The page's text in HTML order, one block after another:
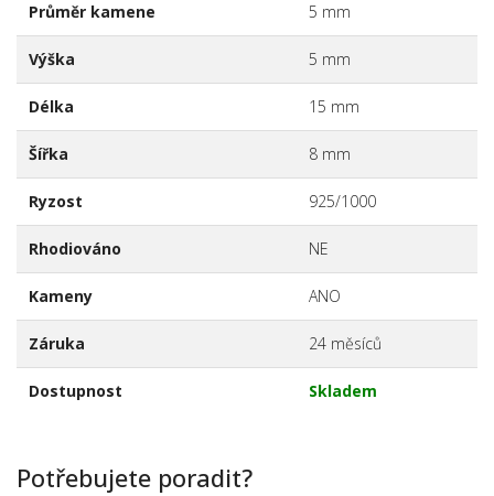
Průměr kamene 5 mm
Výška 5 mm
Délka 15 mm
Šířka 8 mm
Ryzost 925/1000
Rhodiováno NE
Kameny ANO
Záruka 24 měsíců
Dostupnost Skladem
Potřebujete poradit?